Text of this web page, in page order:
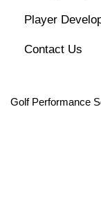
Player
Contact Us
Golf Performance